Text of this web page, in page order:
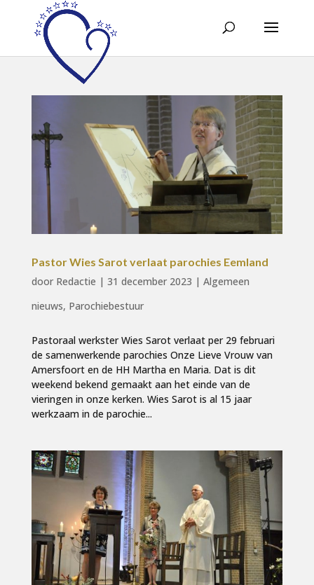
Pastor Wies Sarot verlaat parochies Eemland
door Redactie | 31 december 2023 | Algemeen
nieuws, Parochiebestuur
Pastoraal werkster Wies Sarot verlaat per 29 februari
de samenwerkende parochies Onze Lieve Vrouw van
Amersfoort en de HH Martha en Maria. Dat is dit
weekend bekend gemaakt aan het einde van de
vieringen in onze kerken. Wies Sarot is al 15 jaar
werkzaam in de parochie...